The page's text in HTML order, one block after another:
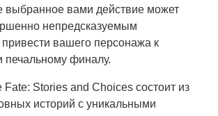
выбранное вами действие может
непредсказуемым
вашего персонажа к
печальному финалу.
Stories and Choices состоит из
историй с уникальными